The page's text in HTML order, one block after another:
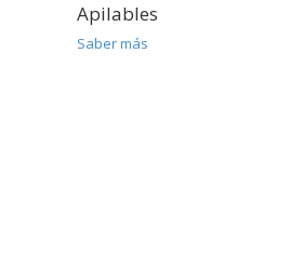
Apilables
Saber más